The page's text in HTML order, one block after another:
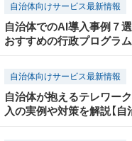
自治体向けサービス最新情報
自治体でのAI導入事例７
おすすめの行政プログラム
自治体向けサービス最新情報
自治体が抱えるテレワー
入の実例や対策を解説【